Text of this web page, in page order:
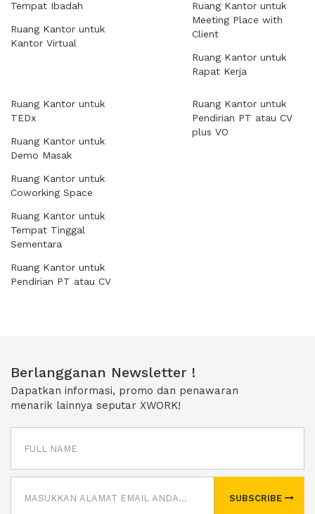
Tempat Ibadah
Ruang Kantor untuk
Kantor Virtual
Ruang Kantor untuk
Meeting Place with
Client
Ruang Kantor untuk
Rapat Kerja
Ruang Kantor untuk
TEDx
Ruang Kantor untuk
Demo Masak
Ruang Kantor untuk
Coworking Space
Ruang Kantor untuk
Tempat Tinggal
Sementara
Ruang Kantor untuk
Pendirian PT atau CV
Ruang Kantor untuk
Pendirian PT atau CV
plus VO
Berlangganan Newsletter !
Dapatkan informasi, promo dan penawaran
menarik lainnya seputar XWORK!
SUBSCRIBE